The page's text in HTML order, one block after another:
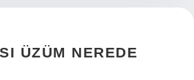
ÜZÜM NEREDE